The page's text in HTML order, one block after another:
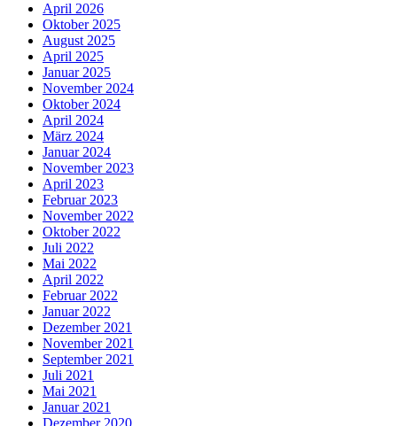
April 2026
Oktober 2025
August 2025
April 2025
Januar 2025
November 2024
Oktober 2024
April 2024
März 2024
Januar 2024
November 2023
April 2023
Februar 2023
November 2022
Oktober 2022
Juli 2022
Mai 2022
April 2022
Februar 2022
Januar 2022
Dezember 2021
November 2021
September 2021
Juli 2021
Mai 2021
Januar 2021